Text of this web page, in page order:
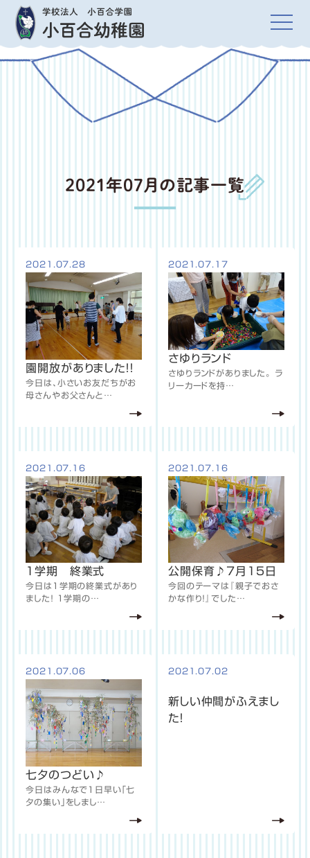
2021年07月の記事一覧
2021.07.28
園開放がありました！！
今日は、小さいお友だちがお
母さんやお父さんと…
2021.07.17
さゆりランド
さゆりランドがありました。 ラ
リーカードを持…
2021.07.16
１学期 終業式
今日は１学期の終業式があり
ました！ １学期の…
2021.07.16
公開保育♪7月15日
今回のテーマは『親子でおさ
かな作り！』でした…
2021.07.06
七夕のつどい♪
今日はみんなで１日早い「七
夕の集い」をしまし…
2021.07.02
新しい仲間がふえまし
た！